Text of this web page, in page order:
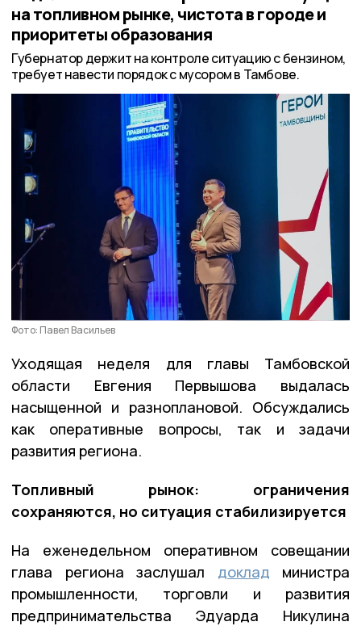
на топливном рынке, чистота в городе и
приоритеты образования
Губернатор держит на контроле ситуацию с бензином,
требует навести порядок с мусором в Тамбове.
Фото: Павел Васильев
Уходящая неделя для главы Тамбовской
области Евгения Первышова выдалась
насыщенной и разноплановой. Обсуждались
как оперативные вопросы, так и задачи
развития региона.
Топливный рынок: ограничения
сохраняются, но ситуация стабилизируется
На еженедельном оперативном совещании
глава региона заслушал доклад министра
промышленности, торговли и развития
предпринимательства Эдуарда Никулина